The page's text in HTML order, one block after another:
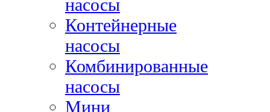
насосы
Контейнерные
насосы
Комбинированные
насосы
Мини